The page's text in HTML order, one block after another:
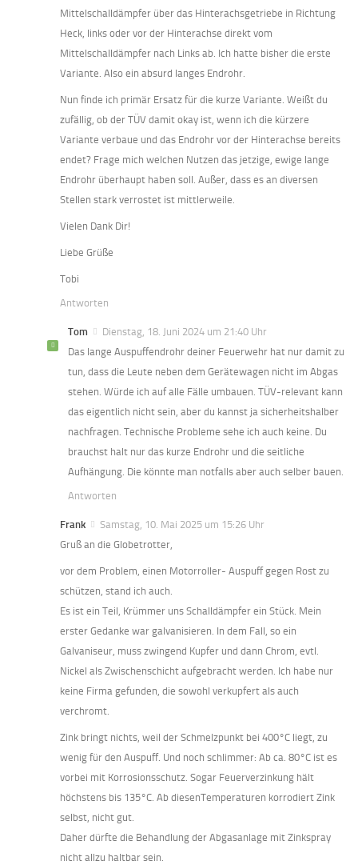
Mittelschalldämpfer über das Hinterachsgetriebe in Richtung
Heck, links oder vor der Hinterachse direkt vom
Mittelschalldämpfer nach Links ab. Ich hatte bisher die erste
Variante. Also ein absurd langes Endrohr.
Nun finde ich primär Ersatz für die kurze Variante. Weißt du
zufällig, ob der TÜV damit okay ist, wenn ich die kürzere
Variante verbaue und das Endrohr vor der Hinterachse bereits
endet? Frage mich welchen Nutzen das jetzige, ewige lange
Endrohr überhaupt haben soll. Außer, dass es an diversen
Stellen stark verrostet ist mittlerweile.
Vielen Dank Dir!
Liebe Grüße
Tobi
Antworten
Tom
Dienstag, 18. Juni 2024 um 21:40 Uhr
Das lange Auspuffendrohr deiner Feuerwehr hat nur damit zu
tun, dass die Leute neben dem Gerätewagen nicht im Abgas
stehen. Würde ich auf alle Fälle umbauen. TÜV-relevant kann
das eigentlich nicht sein, aber du kannst ja sicherheitshalber
nachfragen. Technische Probleme sehe ich auch keine. Du
brauchst halt nur das kurze Endrohr und die seitliche
Aufhängung. Die könnte man notfalls aber auch selber bauen.
Antworten
Frank
Samstag, 10. Mai 2025 um 15:26 Uhr
Gruß an die Globetrotter,
vor dem Problem, einen Motorroller- Auspuff gegen Rost zu
schützen, stand ich auch.
Es ist ein Teil, Krümmer uns Schalldämpfer ein Stück. Mein
erster Gedanke war galvanisieren. In dem Fall, so ein
Galvaniseur, muss zwingend Kupfer und dann Chrom, evtl.
Nickel als Zwischenschicht aufgebracht werden. Ich habe nur
keine Firma gefunden, die sowohl verkupfert als auch
verchromt.
Zink bringt nichts, weil der Schmelzpunkt bei 400°C liegt, zu
wenig für den Auspuff. Und noch schlimmer: Ab ca. 80°C ist es
vorbei mit Korrosionsschutz. Sogar Feuerverzinkung hält
höchstens bis 135°C. Ab diesenTemperaturen korrodiert Zink
selbst, nicht gut.
Daher dürfte die Behandlung der Abgasanlage mit Zinkspray
nicht allzu haltbar sein.